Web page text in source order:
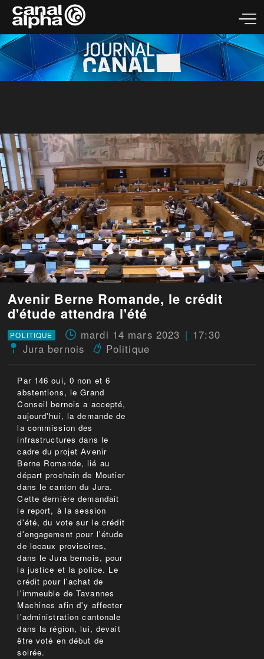
Avenir Berne Romande, le crédit
d'étude attendra l'été
POLITIQUE mardi 14 mars 2023
17:30
Jura bernois
Politique
Par 146 oui, 0 non et 6
abstentions, le Grand
Conseil bernois a accepté,
aujourd'hui, la demande de
la commission des
infrastructures dans le
cadre du projet Avenir
Berne Romande, lié au
départ prochain de Moutier
dans le canton du Jura.
Cette dernière demandait
le report, à la session
d'été, du vote sur le crédit
d'engagement pour l'étude
de locaux provisoires,
dans le Jura bernois, pour
la justice et la police. Le
crédit pour l'achat de
l'immeuble de Tavannes
Machines afin d'y affecter
l'administration cantonale
dans la région, lui, devait
être voté en début de
soirée.